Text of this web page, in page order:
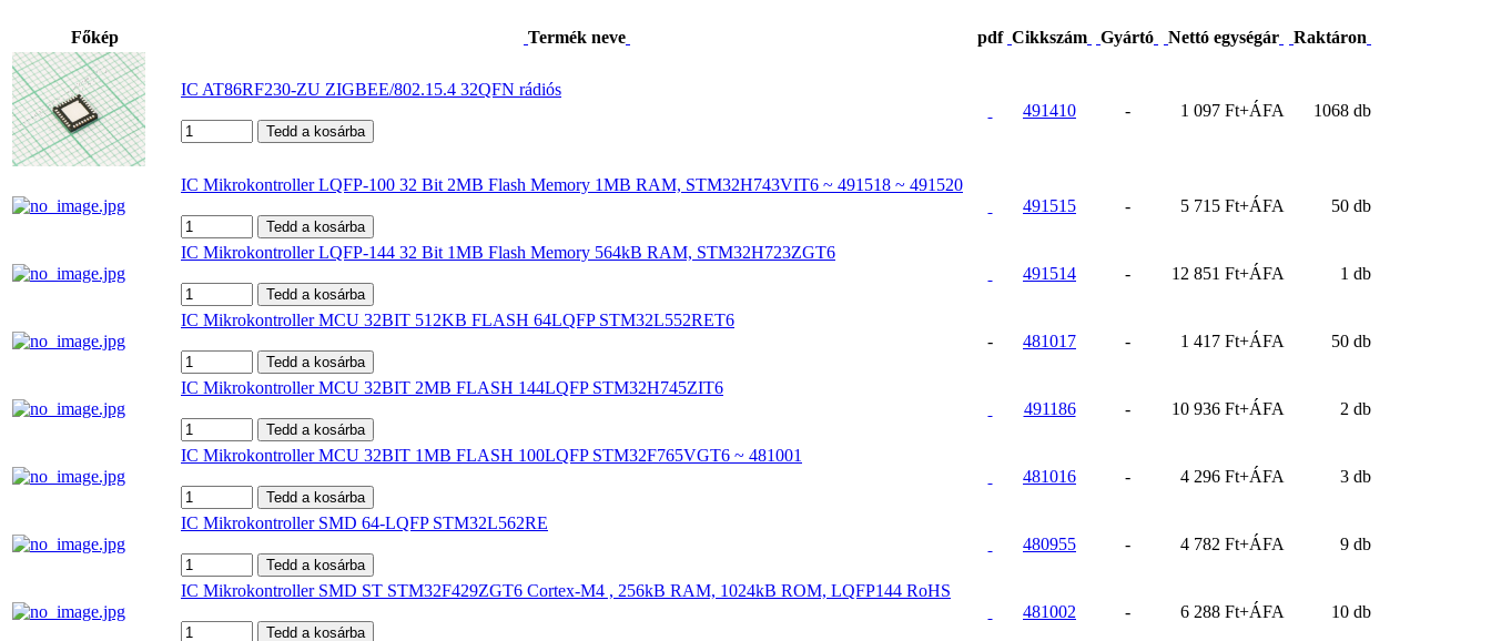
Főkép Termék neve pdf Cikkszám Gyártó Nettó egységár Raktáron
IC AT86RF230-ZU ZIGBEE/802.15.4 32QFN rádiós
491410
- 1 097 Ft+ÁFA 1068 db
IC Mikrokontroller LQFP-100 32 Bit 2MB Flash Memory 1MB RAM, STM32H743VIT6 ~ 491518 ~ 491520
491515
- 5 715 Ft+ÁFA 50 db
IC Mikrokontroller LQFP-144 32 Bit 1MB Flash Memory 564kB RAM, STM32H723ZGT6
491514
- 12 851 Ft+ÁFA 1 db
IC Mikrokontroller MCU 32BIT 512KB FLASH 64LQFP STM32L552RET6
-
481017 - 1 417 Ft+ÁFA 50 db
IC Mikrokontroller MCU 32BIT 2MB FLASH 144LQFP STM32H745ZIT6
491186
- 10 936 Ft+ÁFA 2 db
IC Mikrokontroller MCU 32BIT 1MB FLASH 100LQFP STM32F765VGT6 ~ 481001
481016
- 4 296 Ft+ÁFA 3 db
IC Mikrokontroller SMD 64-LQFP STM32L562RE
480955
- 4 782 Ft+ÁFA 9 db
IC Mikrokontroller SMD ST STM32F429ZGT6 Cortex-M4 , 256kB RAM, 1024kB ROM, LQFP144 RoHS
481002
- 6 288 Ft+ÁFA 10 db